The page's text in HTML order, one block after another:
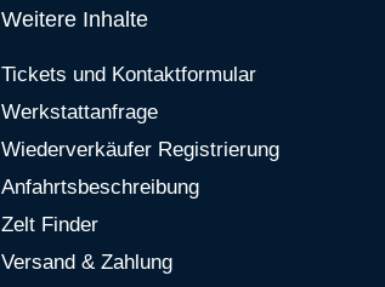
Weitere Inhalte
Tickets und Kontaktformular
Werkstattanfrage
Wiederverkäufer Registrierung
Anfahrtsbeschreibung
Zelt Finder
Versand & Zahlung